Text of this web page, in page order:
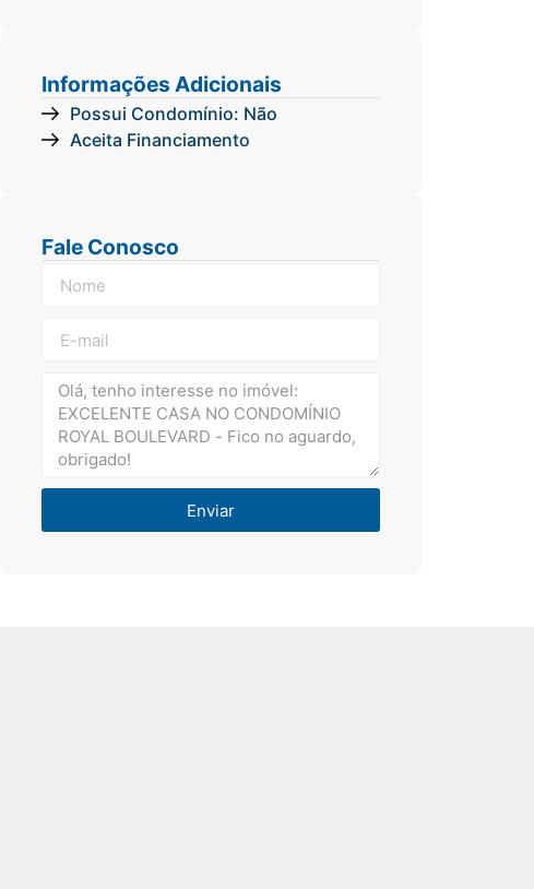
Informações Adicionais
Possui Condomínio: Não
Aceita Financiamento
Fale Conosco
Enviar